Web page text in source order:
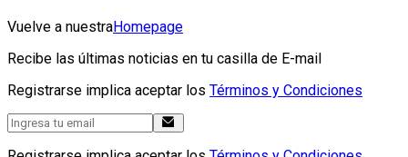
Vuelve a nuestraHomepage
Recibe las últimas noticias en tu casilla de E-mail
Registrarse implica aceptar los Términos y Condiciones